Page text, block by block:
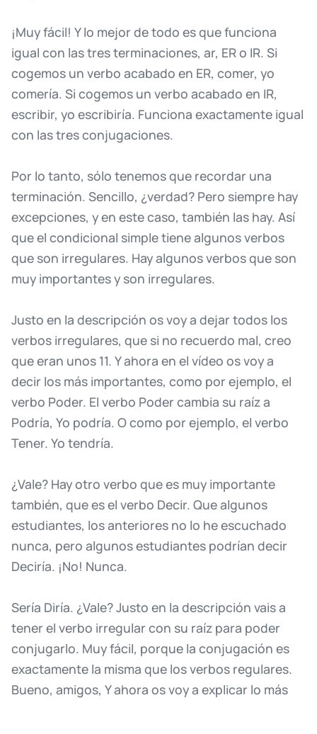
¡Muyfácil! Ylo mejor detodo esquefunciona
igual con lastresterminaciones, ar, ERo IR. Si
cogemos un verbo acabado en ER, comer, yo
comería. Si cogemos un verbo acabado en IR,
escribir, yo escribiría. Funciona exactamente igual
con lastresconjugaciones.
Por lo tanto, sólo tenemosque recordar una
terminación. Sencillo, ¿verdad? Pero siempre hay
excepciones, yen estecaso, también las hay. Así
queel condicional simpletienealgunosverbos
que son irregulares. Hayalgunosverbosque son
muy importantesy son irregulares.
Justo en la descripción osvoya dejar todos los
verbos irregulares, que si no recuerdo mal, creo
queeran unos 11. Yahora en el vídeo osvoya
decir los más importantes, como por ejemplo, el
verbo Poder. El verbo Poder cambia su raíza
Podría, Yo podría. Ocomo por ejemplo, el verbo
Tener. Yo tendría.
¿Vale? Hayotro verbo quees muy importante
también, queesel verbo Decir. Quealgunos
estudiantes, losanteriores no lo heescuchado
nunca, pero algunosestudiantes podrían decir
Deciría. ¡No! Nunca.
Sería Diría. ¿Vale?Justo en la descripción vaisa
tener el verbo irregular con su raíz para poder
conjugarlo. Muyfácil, porque la conjugación es
exactamente la misma que losverbos regulares.
Bueno, amigos, Yahora osvoya explicar lo más